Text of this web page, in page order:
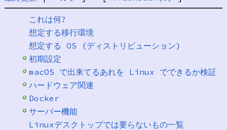
これは何?
想定する移行環境
想定する OS (ディストリビューション)
初期設定
macOS で出来てるあれを Linux でできるか検証
ハードウェア関連
Docker
サーバー機能
Linuxデスクトップでは要らないもの一覧